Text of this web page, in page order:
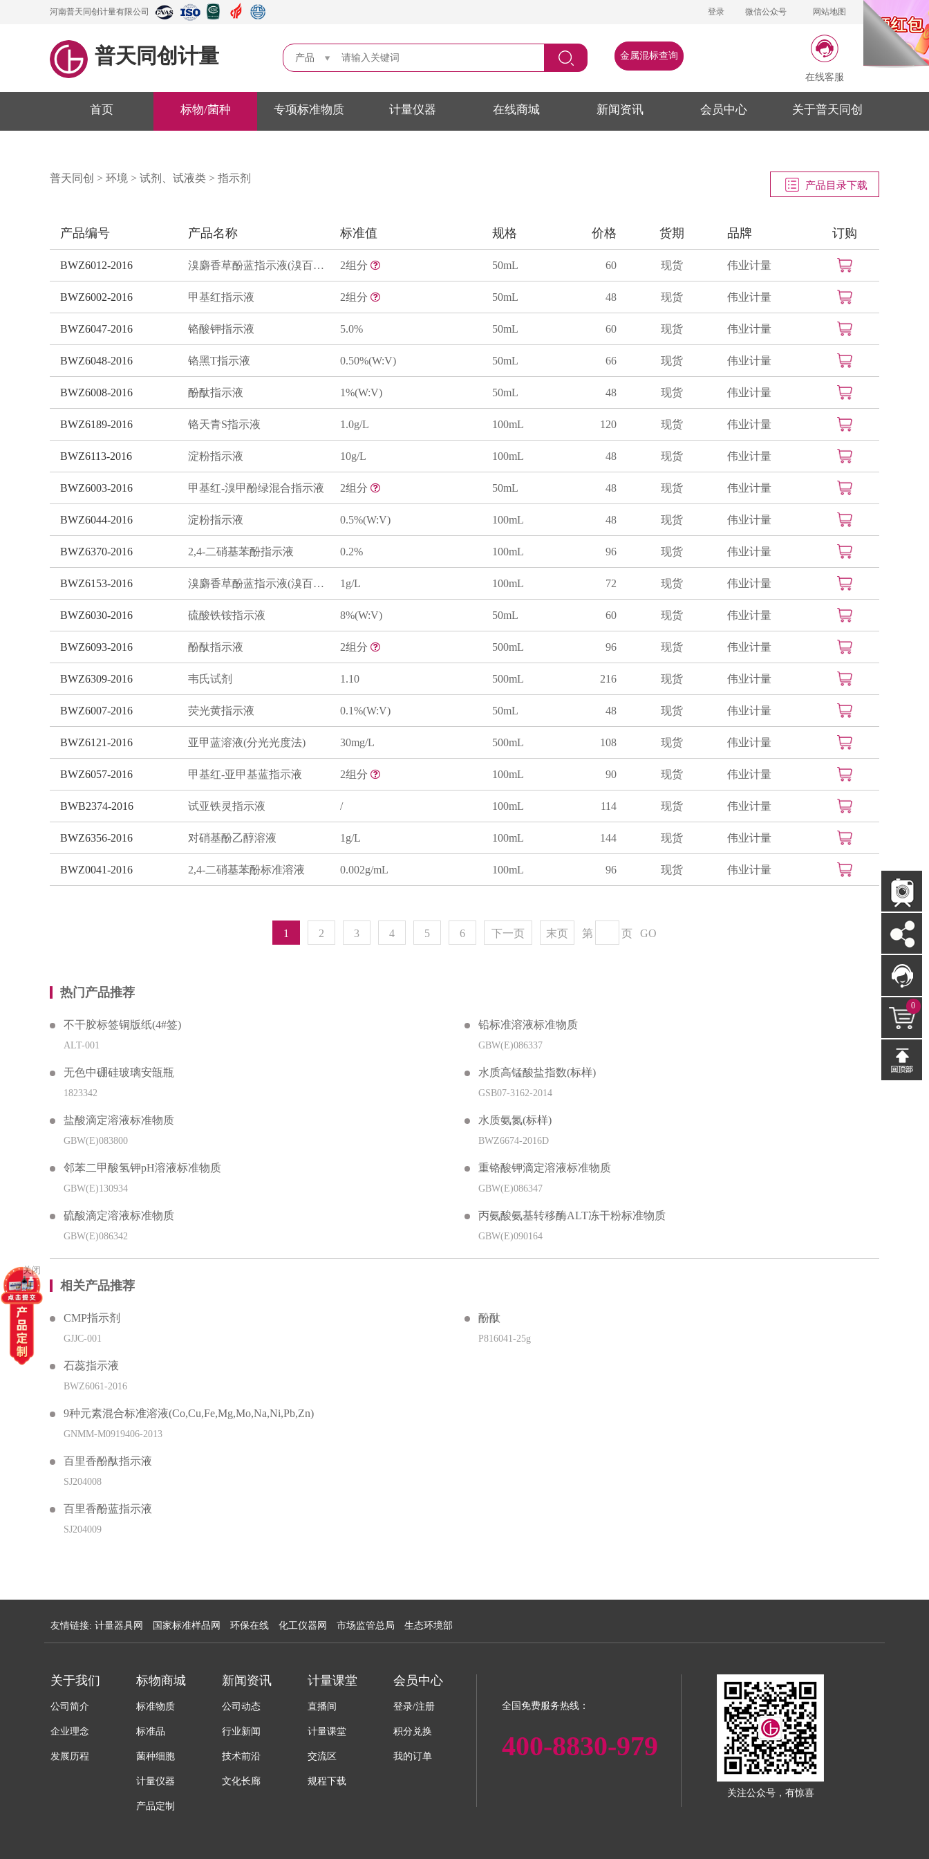
河南普天同创计量有限公司 登录 微信公众号 网站地图
普天同创计量 产品 金属混标查询
在线客服
首页 标物/菌种 专项标准物质 计量仪器 在线商城 新闻资讯 会员中心 关于普天同创
普天同创 > 环境 > 试剂、试液类 > 指示剂
产品目录下载
产品编号 产品名称 标准值 规格 价格 货期 品牌 订购
BWZ6012-2016 溴麝香草酚蓝指示液(溴百里香酚蓝指示液) 2组分 50mL 60 现货 伟业计量
BWZ6002-2016 甲基红指示液 2组分 50mL 48 现货 伟业计量
BWZ6047-2016 铬酸钾指示液 5.0% 50mL 60 现货 伟业计量
BWZ6048-2016 铬黑T指示液 0.50%(W:V) 50mL 66 现货 伟业计量
BWZ6008-2016 酚酞指示液 1%(W:V) 50mL 48 现货 伟业计量
BWZ6189-2016 铬天青S指示液 1.0g/L 100mL 120 现货 伟业计量
BWZ6113-2016 淀粉指示液 10g/L 100mL 48 现货 伟业计量
BWZ6003-2016 甲基红-溴甲酚绿混合指示液 2组分 50mL 48 现货 伟业计量
BWZ6044-2016 淀粉指示液 0.5%(W:V) 100mL 48 现货 伟业计量
BWZ6370-2016 2,4-二硝基苯酚指示液 0.2% 100mL 96 现货 伟业计量
BWZ6153-2016 溴麝香草酚蓝指示液(溴百里香酚蓝指示液) 1g/L 100mL 72 现货 伟业计量
BWZ6030-2016 硫酸铁铵指示液 8%(W:V) 50mL 60 现货 伟业计量
BWZ6093-2016 酚酞指示液 2组分 500mL 96 现货 伟业计量
BWZ6309-2016 韦氏试剂 1.10 500mL 216 现货 伟业计量
BWZ6007-2016 荧光黄指示液 0.1%(W:V) 50mL 48 现货 伟业计量
BWZ6121-2016 亚甲蓝溶液(分光光度法) 30mg/L 500mL 108 现货 伟业计量
BWZ6057-2016 甲基红-亚甲基蓝指示液 2组分 100mL 90 现货 伟业计量
BWB2374-2016 试亚铁灵指示液 / 100mL 114 现货 伟业计量
BWZ6356-2016 对硝基酚乙醇溶液 1g/L 100mL 144 现货 伟业计量
BWZ0041-2016 2,4-二硝基苯酚标准溶液 0.002g/mL 100mL 96 现货 伟业计量
1 2 3 4 5 6 下一页 末页 第 页 GO
热门产品推荐
不干胶标签铜版纸(4#签)
ALT-001
无色中硼硅玻璃安瓿瓶
1823342
盐酸滴定溶液标准物质
GBW(E)083800
邻苯二甲酸氢钾pH溶液标准物质
GBW(E)130934
硫酸滴定溶液标准物质
GBW(E)086342
铅标准溶液标准物质
GBW(E)086337
水质高锰酸盐指数(标样)
GSB07-3162-2014
水质氨氮(标样)
BWZ6674-2016D
重铬酸钾滴定溶液标准物质
GBW(E)086347
丙氨酸氨基转移酶ALT冻干粉标准物质
GBW(E)090164
相关产品推荐
CMP指示剂
GJJC-001
石蕊指示液
BWZ6061-2016
9种元素混合标准溶液(Co,Cu,Fe,Mg,Mo,Na,Ni,Pb,Zn)
GNMM-M0919406-2013
百里香酚酞指示液
SJ204008
百里香酚蓝指示液
SJ204009
酚酞
P816041-25g
友情链接: 计量器具网 国家标准样品网 环保在线 化工仪器网 市场监管总局 生态环境部
关于我们
公司简介
企业理念
发展历程
标物商城
标准物质
标准品
菌种细胞
计量仪器
产品定制
新闻资讯
公司动态
行业新闻
技术前沿
文化长廊
计量课堂
直播间
计量课堂
交流区
规程下载
会员中心
登录/注册
积分兑换
我的订单
全国免费服务热线：
400-8830-979
关注公众号，有惊喜
关闭
0